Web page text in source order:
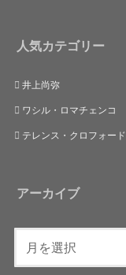
人気カテゴリー
井上尚弥
ワシル・ロマチェンコ
テレンス・クロフォード
アーカイブ